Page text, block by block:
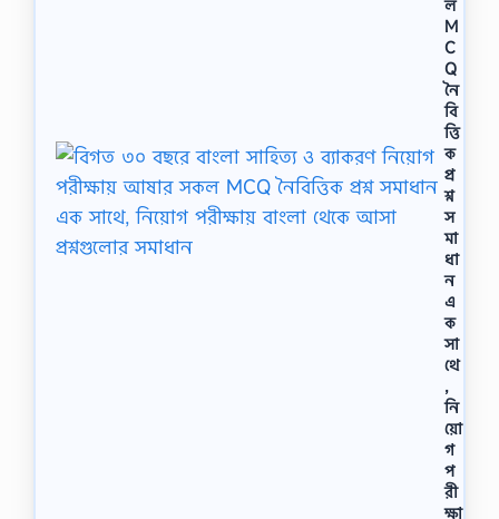
ল
M
C
Q
নৈ
বি
ত্তি
ক
প্র
শ্ন
স
মা
ধা
ন
এ
ক
সা
থে
,
নি
য়ো
গ
প
রী
ক্ষা